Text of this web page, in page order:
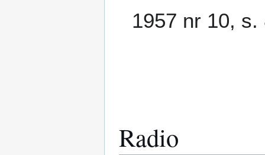
1957 nr 10, s.
Radio